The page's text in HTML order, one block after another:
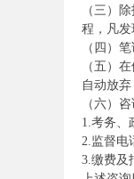
（三）
程，凡发
（四）
（五）
自动放弃
（六）
1.考务、
2.监督电
3.缴费及